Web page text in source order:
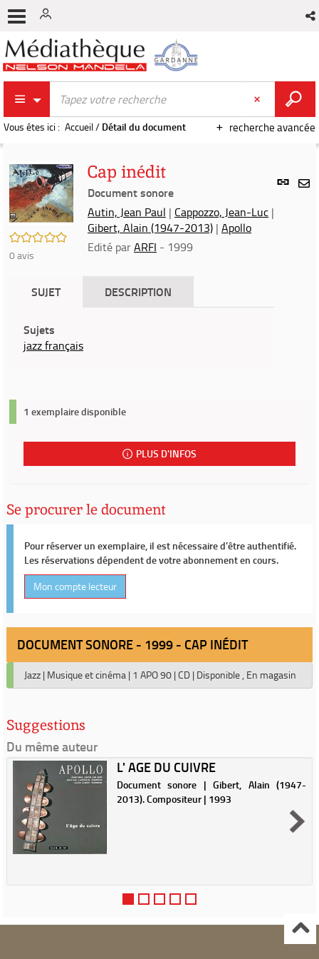
recherche avancée
Vous êtes ici : Accueil/ Détail du document
Lien
/5
0avis
Cap inédit
Document sonore
Autin, Jean Paul | Cappozzo, Jean-Luc |
Gibert, Alain (1947-2013) | Apollo
Edité parARFI - 1999
SUJET DESCRIPTION
Sujets
jazz français
1 exemplaire disponible
PLUS D'INFOS
Se procurer le document
Pour réserver un exemplaire, il est nécessaire d'être authentifié.
Les réservations dépendent de votre abonnement en cours.
Mon compte lecteur
DOCUMENT SONORE - 1999 - CAP INÉDIT
Jazz | Musique et cinéma | 1 APO 90 | CD | Disponible , En magasin
Suggestions
Du même auteur
L' AGE DU CUIVRE
Document sonore | Gibert, Alain (1947-
2013). Compositeur | 1993